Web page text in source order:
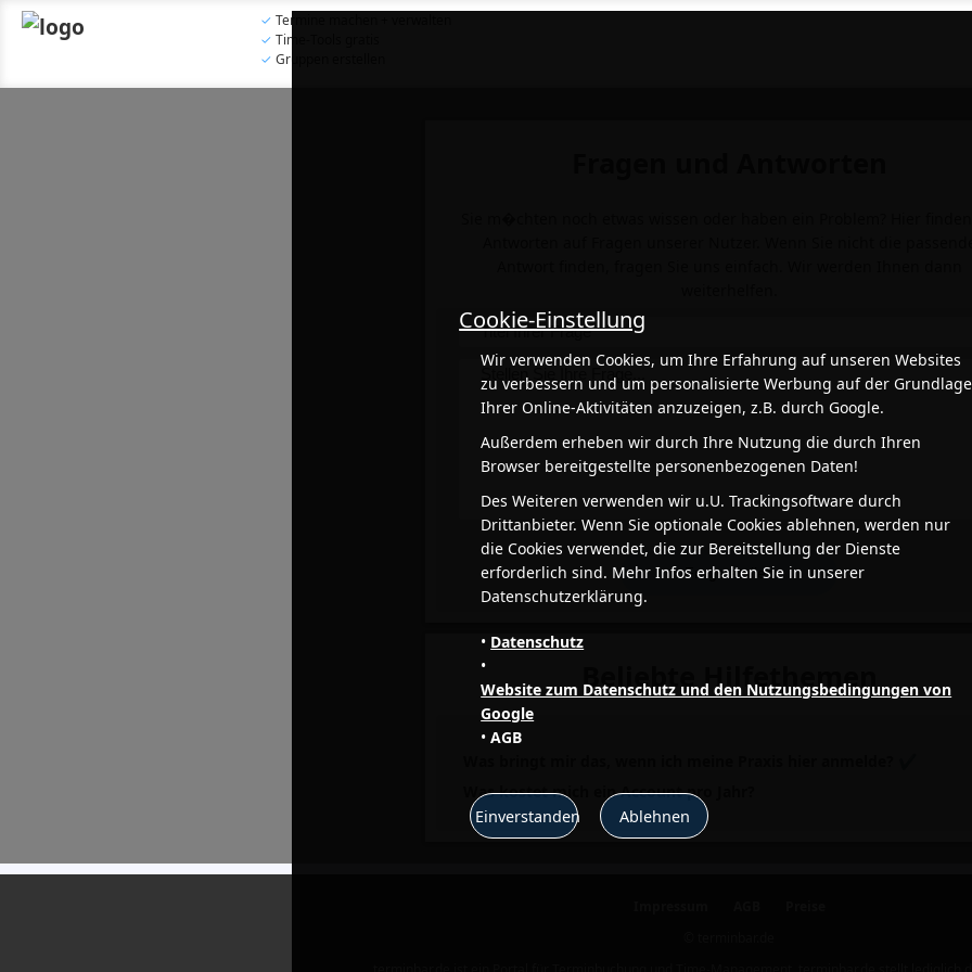
Cookie-Einstellung
Wir verwenden Cookies, um Ihre Erfahrung auf unseren Websites
zu verbessern und um personalisierte Werbung auf der Grundlage
Ihrer Online-Aktivitäten anzuzeigen, z.B. durch Google.
Außerdem erheben wir durch Ihre Nutzung die durch Ihren
Browser bereitgestellte personenbezogenen Daten!
Des Weiteren verwenden wir u.U. Trackingsoftware durch
Drittanbieter. Wenn Sie optionale Cookies ablehnen, werden nur
die Cookies verwendet, die zur Bereitstellung der Dienste
erforderlich sind. Mehr Infos erhalten Sie in unserer
Datenschutzerklärung.
• Datenschutz
•
Website zum Datenschutz und den Nutzungsbedingungen von
Google
•AGB
Einverstanden Ablehnen
✓ Termine machen + verwalten
✓ Time-Tools gratis
✓ Gruppen erstellen
Beliebte Hilfethemen
Was kostet mich ein Account pro Jahr?